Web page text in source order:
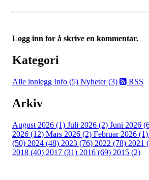
Logg inn for å skrive en kommentar.
Kategori
Alle innlegg Info (5) Nyheter (3) RSS
Arkiv
August 2026 (1) Juli 2026 (2) Juni 2026
2026 (12) Mars 2026 (2) Februar 2026 (1)
(50) 2024 (48) 2023 (76) 2022 (78) 2021
2018 (40) 2017 (31) 2016 (69) 2015 (2)